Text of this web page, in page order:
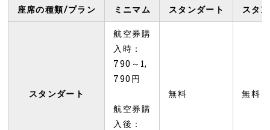
座席の種類/プラン ミニマム スタンダート スタ
スタンダート
航空券購
入時：
790～1,
790円
航空券購
入後：
無料 無料